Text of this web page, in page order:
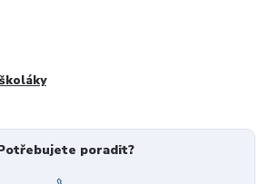
poradit?